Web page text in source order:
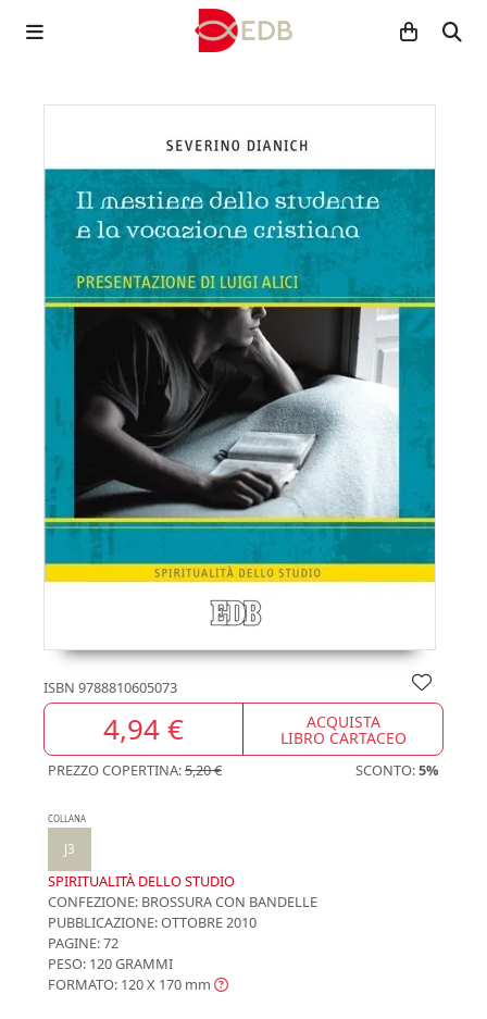
ISBN 9788810605073
4,94 € ACQUISTA
LIBRO CARTACEO
PREZZO COPERTINA:5,20 € SCONTO:5%
COLLANA
J3
SPIRITUALITÀ DELLO STUDIO
CONFEZIONE: BROSSURA CON BANDELLE
PUBBLICAZIONE:OTTOBRE 2010
PAGINE: 72
PESO: 120 GRAMMI
FORMATO: 120 X 170 mm